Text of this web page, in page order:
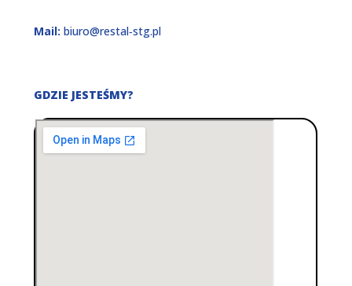
Mail: biuro@restal‑stg.pl
GDZIE JESTEŚMY?